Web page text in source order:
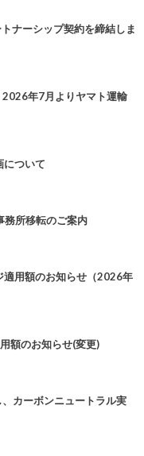
ナーシップ契約を締結しま
2026年7月よりヤマト運輸
について
務所移転のご案内
適用額のお知らせ（2026年
額のお知らせ(変更)
カーボンニュートラル実